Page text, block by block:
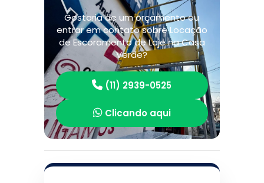
Gostaria de um orçamento ou
entrar em contato sobre Locação
de Escoramento de Laje na Casa
Verde?
(11) 2939-0525
Clicando aqui